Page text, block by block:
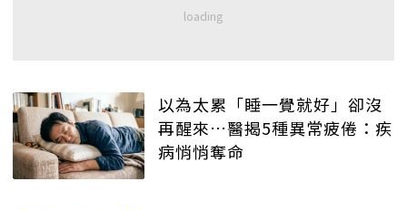
以為太累「睡一覺就好」卻沒
再醒來…醫揭5種異常疲倦：疾
病悄悄奪命